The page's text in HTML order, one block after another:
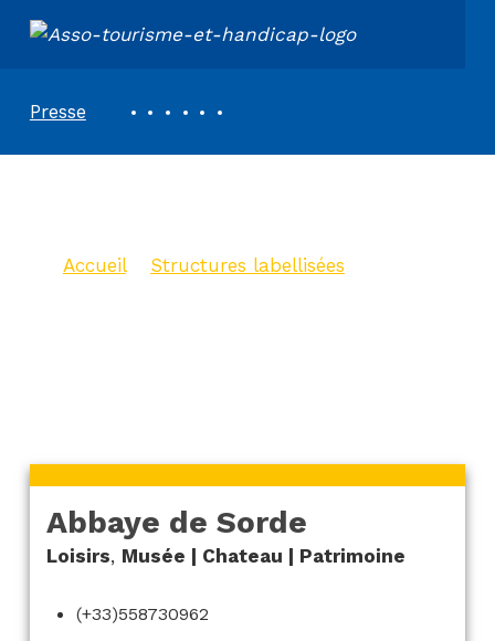
ASSOCIATION TOURISME ET HANDICAPS
Presse
Accueil> Structures labellisées
Abbaye de Sorde
Loisirs, Musée | Chateau | Patrimoine
(+33)558730962